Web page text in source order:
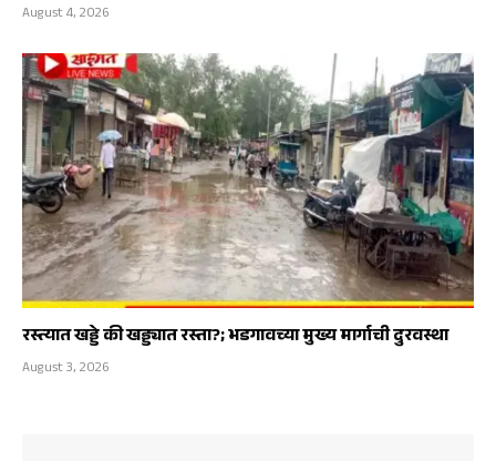
August 4, 2026
रस्त्यात खड्डे की खड्ड्यात रस्ता?; भडगावच्या मुख्य मार्गाची दुरवस्था
August 3, 2026